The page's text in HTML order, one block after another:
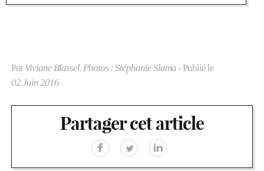
ParViviane Blassel. Photos : Stéphanie Slama- Publié le
02 Juin 2016
Partager cet article